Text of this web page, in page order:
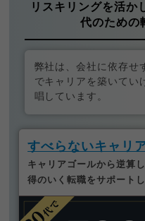
リスキリングを活か
代のための
弊社は、会社に依存せ
でキャリアを築いてい
唱しています。
すべらないキャリ
キャリアゴールから逆算
得のいく転職をサポートし